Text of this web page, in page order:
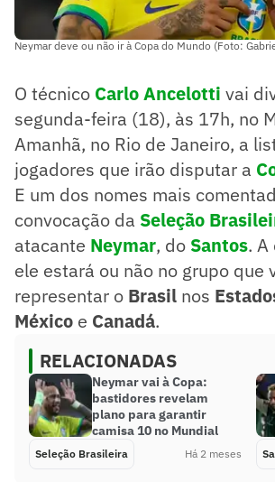
Neymar deve ou não ir à Copa do Mundo (Foto:
O técnico Carlo Ancelotti vai
segunda-feira (18), às 17h, no
Amanhã, no Rio de Janeiro, a
jogadores que irão disputar a
E um dos nomes mais
convocação da Seleção
atacante Neymar, do Santos. A
ele estará ou não no grupo que
representar o Brasil nos
México e Canadá.
RELACIONADAS
Neymar vai à Copa:
bastidores revelam
plano para garantir
camisa 10 no Mundial
Seleção Brasileira Há 2 meses